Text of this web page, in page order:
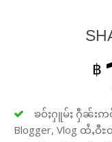
฿
ၶဝ်ႈႁူမ်ႈ ႁဵၼ်းဢဝ်
Blogger, Vlog ထႆႇ